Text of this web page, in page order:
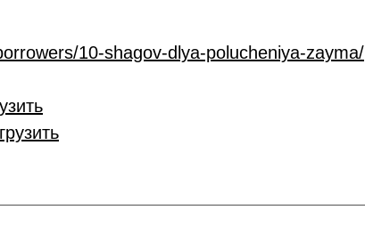
10-shagov-dlya-polucheniya-zayma/